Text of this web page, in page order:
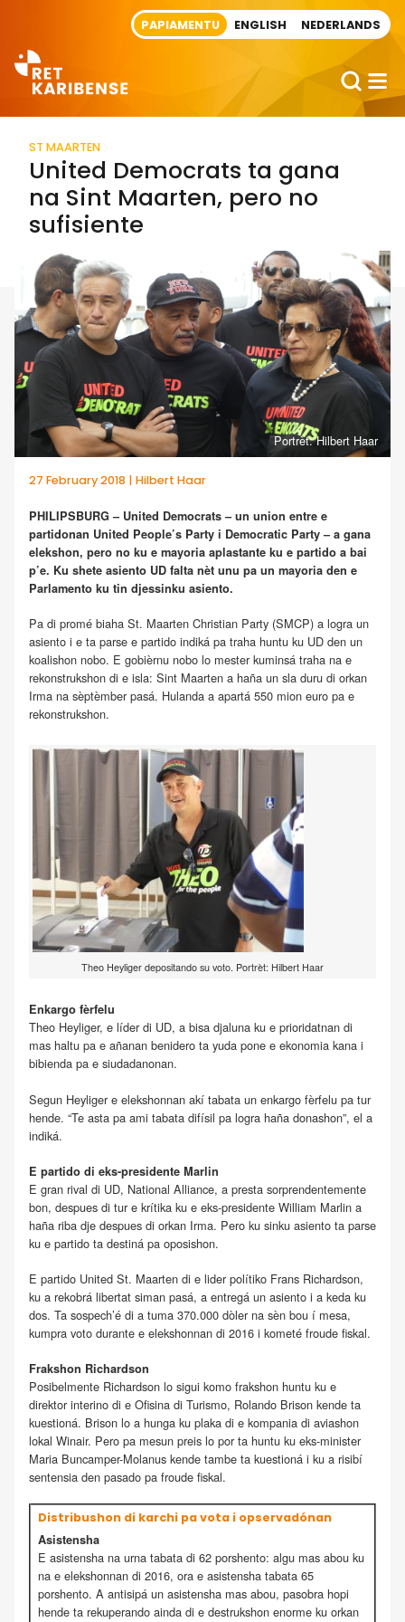
PAPIAMENTU ENGLISH NEDERLANDS
ST MAARTEN
United Democrats ta gana
na Sint Maarten, pero no
sufisiente
Portrèt: Hilbert Haar
27 February 2018 | Hilbert Haar
PHILIPSBURG – United Democrats – un union entre e
partidonan United People’s Party i Democratic Party – a gana
elekshon, pero no ku e mayoria aplastante ku e partido a bai
p’e. Ku shete asiento UD falta nèt unu pa un mayoria den e
Parlamento ku tin djessinku asiento.
Pa di promé biaha St. Maarten Christian Party (SMCP) a logra un
asiento i e ta parse e partido indiká pa traha huntu ku UD den un
koalishon nobo. E gobièrnu nobo lo mester kuminsá traha na e
rekonstrukshon di e isla: Sint Maarten a haña un sla duru di orkan
Irma na sèptèmber pasá. Hulanda a apartá 550 mion euro pa e
rekonstrukshon.
Theo Heyliger depositando su voto. Portrèt: Hilbert Haar
Enkargo fèrfelu
Theo Heyliger, e líder di UD, a bisa djaluna ku e prioridatnan di
mas haltu pa e añanan benidero ta yuda pone e ekonomia kana i
bibienda pa e siudadanonan.
Segun Heyliger e elekshonnan akí tabata un enkargo fèrfelu pa tur
hende. “Te asta pa ami tabata difísil pa logra haña donashon”, el a
indiká.
E partido di eks-presidente Marlin
E gran rival di UD, National Alliance, a presta sorprendentemente
bon, despues di tur e krítika ku e eks-presidente William Marlin a
haña riba dje despues di orkan Irma. Pero ku sinku asiento ta parse
ku e partido ta destiná pa oposishon.
E partido United St. Maarten di e lider polítiko Frans Richardson,
ku a rekobrá libertat siman pasá, a entregá un asiento i a keda ku
dos. Ta sospech’é di a tuma 370.000 dòler na sèn bou í mesa,
kumpra voto durante e elekshonnan di 2016 i kometé froude fiskal.
Frakshon Richardson
Posibelmente Richardson lo sigui komo frakshon huntu ku e
direktor interino di e Ofisina di Turismo, Rolando Brison kende ta
kuestioná. Brison lo a hunga ku plaka di e kompania di aviashon
lokal Winair. Pero pa mesun preis lo por ta huntu ku eks-minister
Maria Buncamper-Molanus kende tambe ta kuestioná i ku a risibí
sentensia den pasado pa froude fiskal.
Distribushon di karchi pa vota i opservadónan
Asistensha
E asistensha na urna tabata di 62 porshento: algu mas abou ku
na e elekshonnan di 2016, ora e asistensha tabata 65
porshento. A antisipá un asistensha mas abou, pasobra hopi
hende ta rekuperando ainda di e destrukshon enorme ku orkan